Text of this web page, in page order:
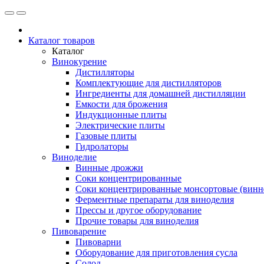
Каталог товаров
Каталог
Винокурение
Дистилляторы
Комплектующие для дистилляторов
Ингредиенты для домашней дистилляции
Емкости для брожения
Индукционные плиты
Электрические плиты
Газовые плиты
Гидролаторы
Виноделие
Винные дрожжи
Соки концентрированные
Соки концентрированные монсортовые
Ферментные препараты для виноделия
Прессы и другое оборудование
Прочие товары для виноделия
Пивоварение
Пивоварни
Оборудование для приготовления сусла